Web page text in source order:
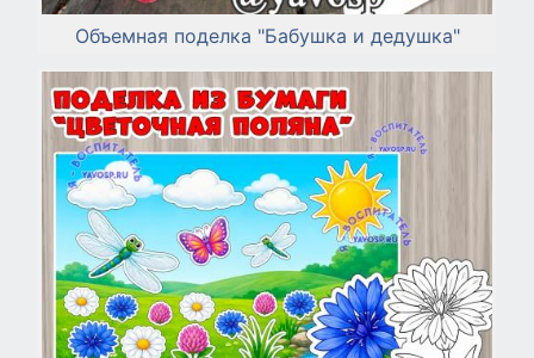
Объемная поделка "Бабушка и дедушка"